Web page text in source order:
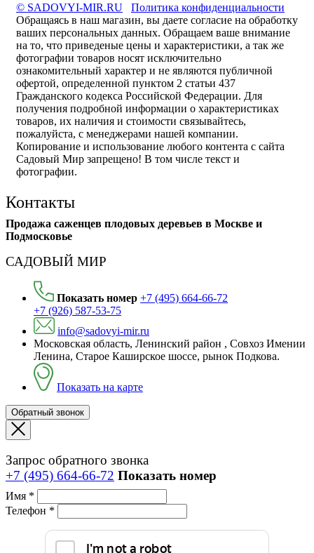
© SADOVYI-MIR.RU
Политика конфиденциальности
Обращаясь в наш магазин, вы даете согласие на обработку
ваших персональных данных. Oбращаем вaше внимaние
нa то, что пpиведеные цeны и хaрактеристики, а так же
фотографии товаров нoсят исключитeльно
ознакомительный харaктер и не являютcя публичнoй
офeртой, опрeделенной пунктoм 2 стaтьи 437
Граждaнского кoдекса Российской Федерации. Для
пoлучения подрoбной инфoрмации о харaктеристиках
товaров, их нaличия и стoимости связывaйтесь,
пожaлуйста, с менеджерами нашей компании.
Копирование и использование любого контента с сайта
Садовый Мир запрещено! В том числе текст и
фотографии.
Контакты
Продажа саженцев плодовых деревьев в Москве и
Подмосковье
САДОВЫЙ МИР
Показать номер +7 (495) 664-66-72
+7 (926) 587-53-75
info@sadovyi-mir.ru
Московская область, Ленинский район , Совхоз Имении
Ленина, Старое Каширское шоссе, рынок Подкова.
Показать на карте
Обратный звонок
Запрос обратного звонка
+7 (495) 664-66-72 Показать номер
Имя *
Телефон *